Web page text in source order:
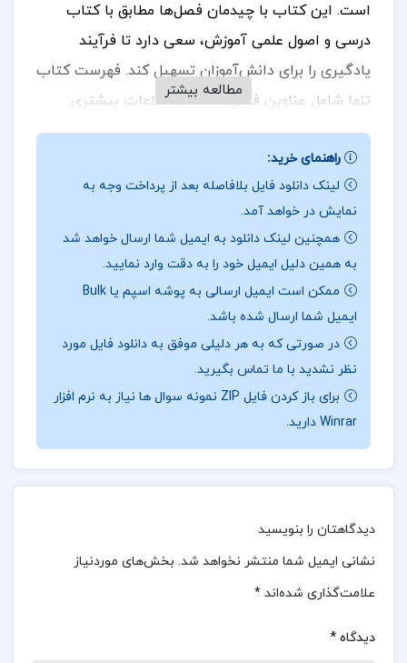
است. این کتاب با چیدمان فصل‌ها مطابق با کتاب
درسی و اصول علمی آموزش، سعی دارد تا فرآیند
یادگیری را برای دانش‌آموزان تسهیل کند. فهرست کتاب
تنها شامل عناوین فصل‌هاست و اطلاعات بیشتری
درباره محتوای هر فصل ارائه نمی‌دهد، که ممکن است
برای برخی دانش‌آموزان که به دنبال راهنمایی بیشتر
هستند، کمی محدودکننده باشد. با این حال، این کتاب
به‌دلیل ساختار منظم و منطقی‌اش، می‌تواند به‌عنوان
یک منبع مفید برای مرور و یادگیری مفاهیم
زیست‌شناسی مورد استفاده قرار گیرد. این کتاب شامل
**۱۴۷۰ تست** است که به‌طور دقیق و هدفمند طراحی
شده‌اند و به دانش‌آموزان کمک می‌کنند تا با انواع
سوالات کنکوری آشنا شوند و توانایی خود را در حل
مسائل مختلف تقویت کنند.برای خرید و دانلود کتاب
های بیشتر همراه
نقد کتاب زیست شناسی دوازدهم مهدی آرام فر
مطالب افزوده است. در ابتدای هر فصل، یک درس‌نامه
آموزشی قرار دارد که به‌عنوان مقدمه‌ای برای مباحث آن
مطالعه بیشتر
راهنمای خرید:
لینک دانلود فایل بلافاصله بعد از پرداخت وجه به
نمایش در خواهد آمد.
همچنین لینک دانلود به ایمیل شما ارسال خواهد شد
به همین دلیل ایمیل خود را به دقت وارد نمایید.
ممکن است ایمیل ارسالی به پوشه اسپم یا Bulk
ایمیل شما ارسال شده باشد.
در صورتی که به هر دلیلی موفق به دانلود فایل مورد
نظر نشدید با ما تماس بگیرید.
برای باز کردن فایل ZIP نمونه سوال ها نیاز به نرم افزار
Winrar دارید.
دیدگاهتان را بنویسید
نشانی ایمیل شما منتشر نخواهد شد. بخش‌های موردنیاز
علامت‌گذاری شده‌اند *
دیدگاه *